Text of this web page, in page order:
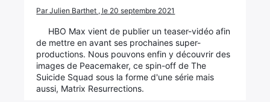
Par Julien Barthet , le 20 septembre 2021
HBO Max vient de publier un teaser-vidéo afin
de mettre en avant ses prochaines super-
productions. Nous pouvons enfin y découvrir des
images de Peacemaker, ce spin-off de The
Suicide Squad sous la forme d'une série mais
aussi, Matrix Resurrections.